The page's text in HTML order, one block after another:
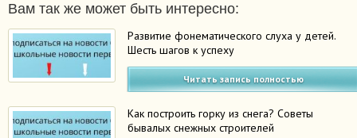
Вам так же может быть интересно:
Развитие фонематического слуха у детей.
Шесть шагов к успеху
Читать запись полностью
Как построить горку из снега? Советы
бывалых снежных строителей